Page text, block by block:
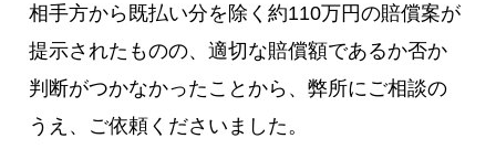
相手方から既払い分を除く約110万円の賠償案が
提示されたものの、適切な賠償額であるか否か
判断がつかなかったことから、弊所にご相談の
うえ、ご依頼くださいました。